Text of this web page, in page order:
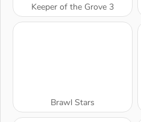
Keeper of the Grove 3
Brawl Stars